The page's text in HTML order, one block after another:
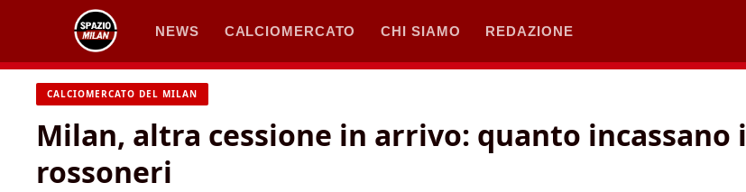
contenuto
NEWS CALCIOMERCATO CHI SIAMO REDAZIONE
CALCIOMERCATO DEL MILAN
Milan, altra cessione in arrivo: quanto incassano i
rossoneri